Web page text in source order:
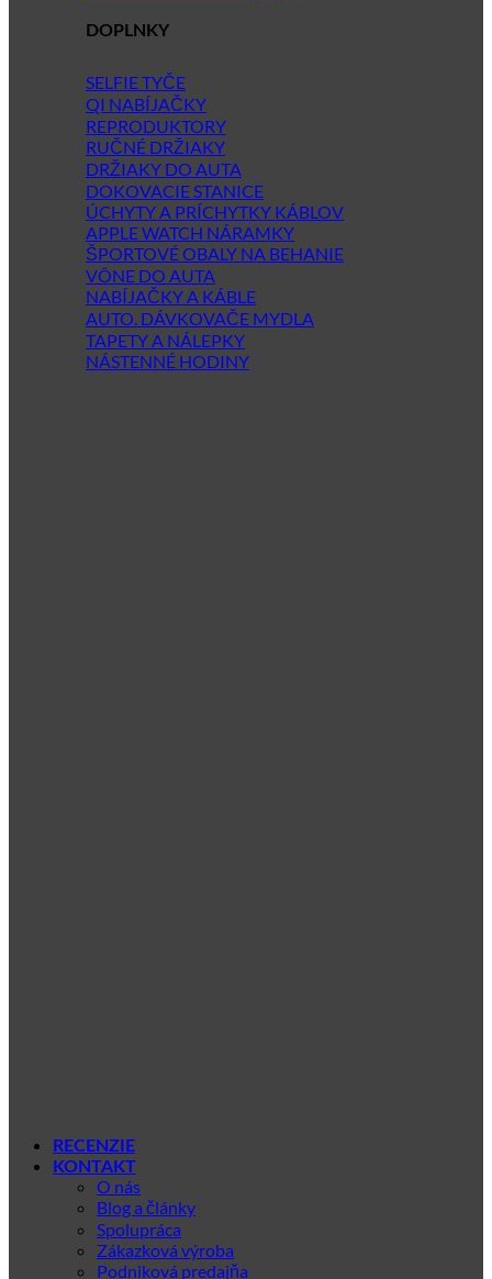
DOPLNKY
SELFIE TYČE
QI NABÍJAČKY
REPRODUKTORY
RUČNÉ DRŽIAKY
DRŽIAKY DO AUTA
DOKOVACIE STANICE
ÚCHYTY A PRÍCHYTKY KÁBLOV
APPLE WATCH NÁRAMKY
ŠPORTOVÉ OBALY NA BEHANIE
VÔNE DO AUTA
NABÍJAČKY A KÁBLE
AUTO. DÁVKOVAČE MYDLA
TAPETY A NÁLEPKY
NÁSTENNÉ HODINY
RECENZIE
KONTAKT
O nás
Blog a články
Spolupráca
Zákazková výroba
Podniková predajňa